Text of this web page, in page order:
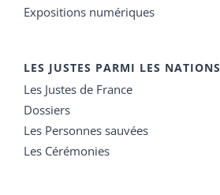
Expositions numériques
LES JUSTES PARMI LES NATIONS
Les Justes de France
Dossiers
Les Personnes sauvées
Les Cérémonies